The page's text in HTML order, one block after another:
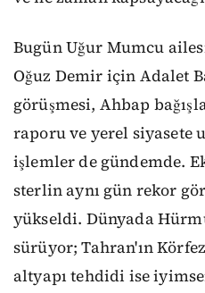
Bugün Uğur Mumcu
Oğuz Demir için Adalet
görüşmesi, Ahbap
raporu ve yerel siyasete
işlemler de gündemde.
sterlin aynı gün rekor
yükseldi. Dünyada
sürüyor; Tahran'ın
altyapı tehdidi ise